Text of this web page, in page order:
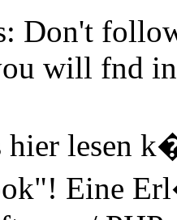
Don't
will fnd
hier lesen
Eine